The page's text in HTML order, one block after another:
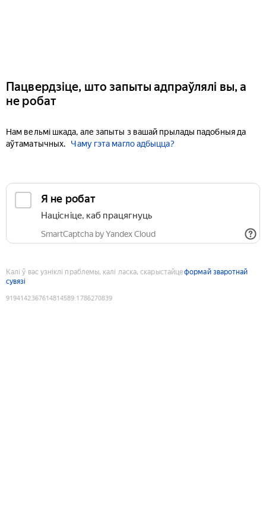
Пацвердзіце, што запыты адпраўлялі вы, а
не робат
Нам вельмі шкада, але запыты з вашай прылады падобныя да
аўтаматычных.
Чаму гэта магло адбыцца?
Я не робат
Націсніце, каб працягнуць
SmartCaptcha by Yandex Cloud
Калі ў вас узніклі праблемы, калі ласка, скарыстайцеформай зваротнай
сувязі
9194142367614814589:1786270839